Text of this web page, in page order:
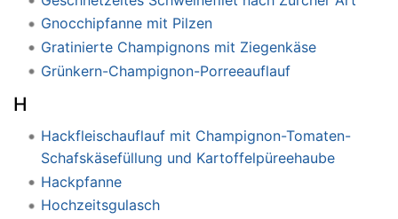
Gnocchipfanne mit Pilzen
Gratinierte Champignons mit Ziegenkäse
Grünkern-Champignon-Porreeauflauf
H
Hackfleischauflauf mit Champignon-Tomaten-
Schafskäsefüllung und Kartoffelpüreehaube
Hackpfanne
Hochzeitsgulasch